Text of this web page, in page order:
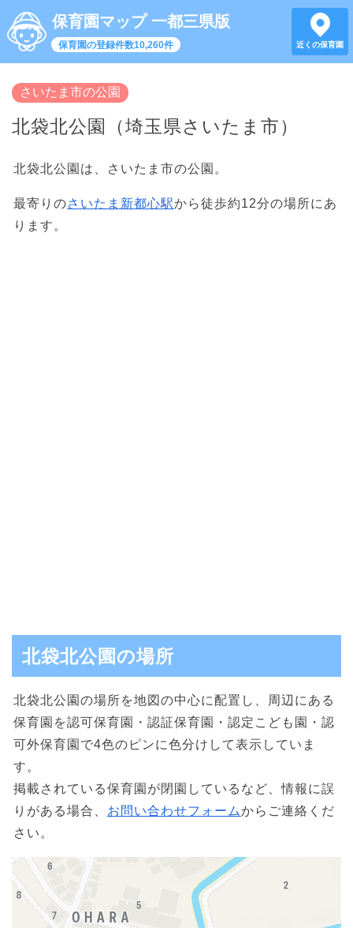
保育園マップ 一都三県版
保育園の登録件数10,260件 近くの保育園
さいたま市の公園
北袋北公園（埼玉県さいたま市）
北袋北公園は、さいたま市の公園。
最寄りのさいたま新都心駅から徒歩約12分の場所にあ
ります。
北袋北公園の場所
北袋北公園の場所を地図の中心に配置し、周辺にある
保育園を認可保育園・認証保育園・認定こども園・認
可外保育園で4色のピンに色分けして表示していま
す。
掲載されている保育園が閉園しているなど、情報に誤
りがある場合、 お問い合わせフォームからご連絡くだ
さい。